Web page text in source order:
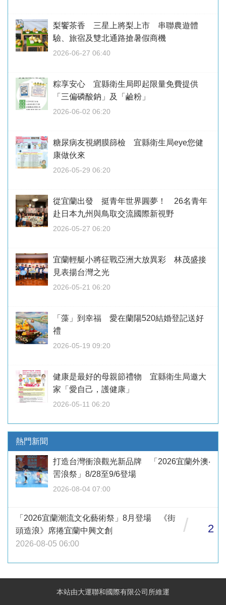
梨饗茶香 三星上將梨上市 串聯農遊體
驗、旅宿及雙北通路搶暑假商機
2026-06-27 06:40
粽享安心 宜縣衛生局即起限量免費提供
「三偏磷酸鈉」及「鹼粉」
2026-06-02 06:20
糖尿病友視網膜篩檢 宜縣衛生局eye您健
康做伙來
2026-05-29 06:20
從宜蘭出發 挺青年世界圓夢！ 26名青年
赴日本九州與鳥取交流國際新視野
2026-05-27 06:20
宜蘭輕艇小將征戰亞洲大放異彩 林茂盛接
見表揚台灣之光
2026-05-21 06:20
「藻」到幸福 愛在蘭陽520結婚登記送好
禮
2026-05-19 09:20
健康是最好的母親節禮物 宜縣衛生局邀大
家「愛自己，護健康」
2026-05-11 06:20
熱門新聞
打造台灣衝浪觀光新品牌 「2026宜蘭外澳‧
罟浪祭」8/28至9/6登場
2026-08-04 07:00
「2026宜蘭潮流文化藝術祭」8月登場 《街
頭造浪》席捲宜蘭中興文創
2026-08-05 06:00
/ 2
本站由大運聯和國際有限公司所維運